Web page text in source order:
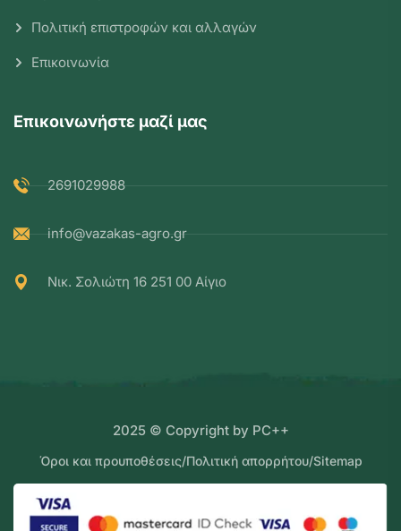
Πολιτική επιστροφών και αλλαγών
Επικοινωνία
Επικοινωνήστε μαζί μας
2691029988
info@vazakas-agro.gr
Νικ. Σολιώτη 16 251 00 Αίγιο
2025 © Copyright by PC++
Όροι και προυποθέσεις/Πολιτική απορρήτου/Sitemap